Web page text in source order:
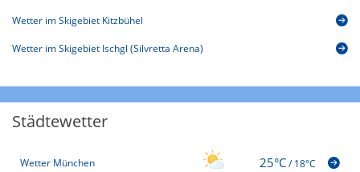
Wetter im Skigebiet Kitzbühel
Wetter im Skigebiet Ischgl (Silvretta Arena)
Städtewetter
Wetter München 25°C/18°C